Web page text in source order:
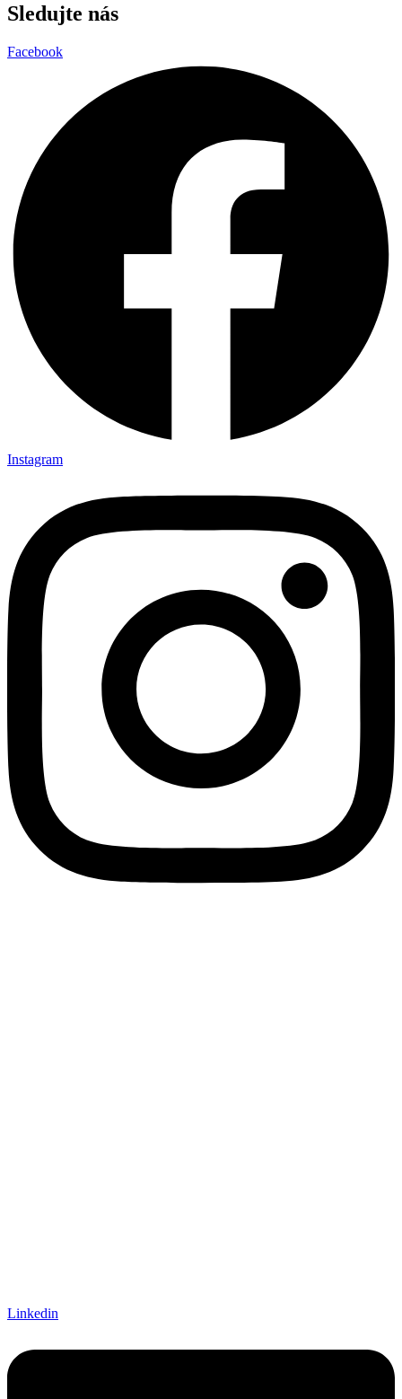
Sledujte nás
Facebook
Instagram
Linkedin